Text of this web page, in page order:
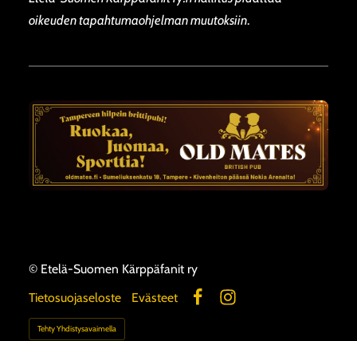
oikeuden tapahtumaohjelman muutoksiin.
© Etelä-Suomen Kärppäfanit ry
Tietosuojaseloste
Evästeet
Tehty Yhdistysavaimella